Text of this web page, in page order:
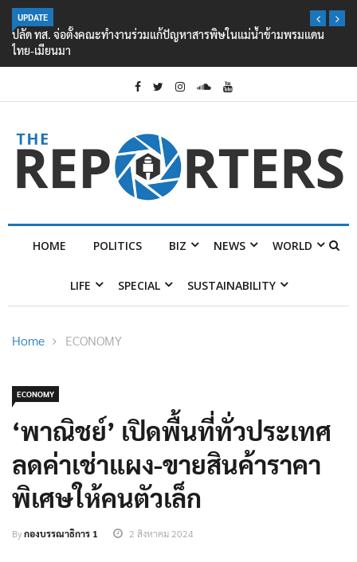
UPDATE
ปลัด ทส. จ่อตั้งคณะทำงานร่วมแก้ปัญหาสารพิษในแม่น้ำข้ามพรมแดน
ไทย-เมียนมา
HOME POLITICS BIZ NEWS WORLD
LIFE SPECIAL SUSTAINABILITY
Home ECONOMY
ECONOMY
‘พาณิชย์’ เปิดพื้นที่ทั่วประเทศ
ลดค่าเช่าแผง-ขายสินค้าราคา
พิเศษให้คนตัวเล็ก
Byกองบรรณาธิการ 1 2 สิงหาคม 2024